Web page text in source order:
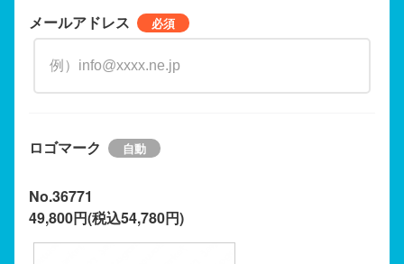
メールアドレス
ロゴマーク
No.36771
49,800円(税込54,780円)